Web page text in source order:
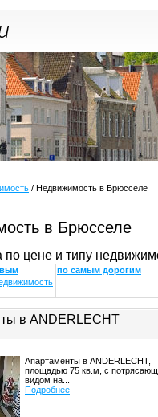
/ Недвижимость в Брюсселе
в Брюсселе
по цене и типу
по самым дорогим
в ANDERLECHT
Апартаменты в ANDERLECHT,
площадью 75 кв.м, с
видом на...
Подробнее